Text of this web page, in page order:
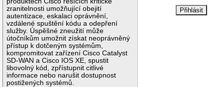
zranitelnosti umožňující obejití
autentizace, eskalaci oprávnění,
vzdálené spuštění kódu a odepření
služby. Úspěšné zneužití může
útočníkům umožnit získat neoprávněný
přístup k dotčeným systémům,
kompromitovat zařízení Cisco Catalyst
SD-WAN a Cisco IOS XE, spustit
libovolný kód, zpřístupnit citlivé
informace nebo narušit dostupnost
postižených systémů.